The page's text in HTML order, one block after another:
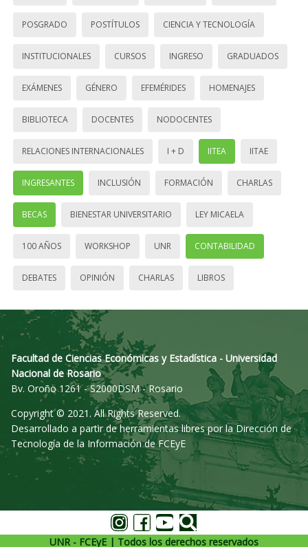
POSGRADO POSTÍTULOS CIENCIA Y TECNOLOGÍA
INSTITUCIONALES CURSOS INGRESO GRADUADOS
EXÁMENES GÉNERO EFEMÉRIDES HOMENAJES
BIBLIOTECA DOCENTES NODOCENTES
RELACIONES INTERNACIONALES I + D IITEA IITAE
INGRESANTES INCLUSIÓN FORMACIÓN CHARLAS
BECAS BIENESTAR UNIVERSITARIO LEY MICAELA
100 AÑOS WORKSHOP UNR CONTABILIDAD
DEBATES OPINIÓN CHARLAS LIBROS
Facultad de Ciencias Económicas y Estadística - Universidad
Nacional de Rosario
Bv. Oroño 1261 - S2000DSM - Rosario
Copyright © 2021. All Rights Reserved.
Desarrollado a partir de herramientas libres por la Dirección de
Tecnología de la Información de FCEyE
UNR - FCEyE | Todos los derechos reservados